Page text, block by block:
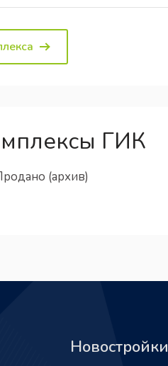
ГИК
(архив)
Новостройки